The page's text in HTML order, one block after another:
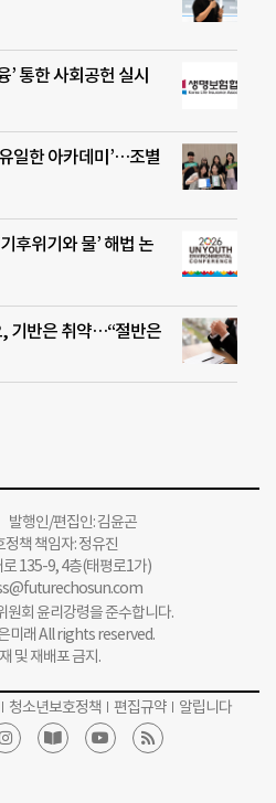
’ 통한 사회공헌 실시
일한 아카데미’…조별
후위기와 물’ 해법 논
기반은 취약…“절반은
행인/편집인: 김윤곤
책 책임자: 정유진
로 135-9, 4층(태평로1가)
원회 윤리강령을 준수합니다.
미래 All rights reserved.
및 재배포 금지.
청소년보호정책 편집규약 알립니다